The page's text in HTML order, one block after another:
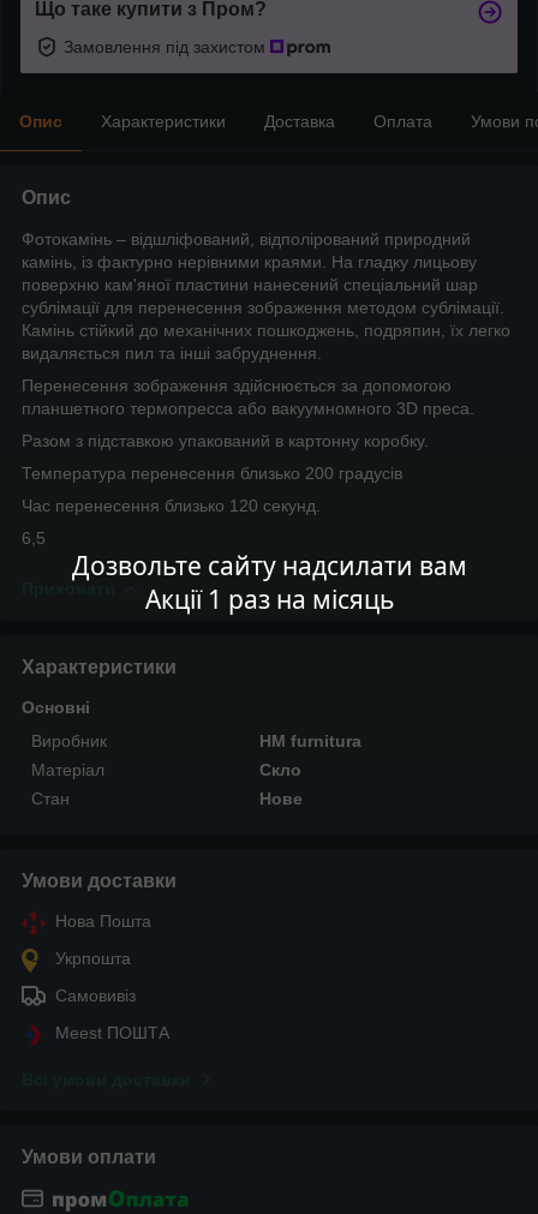
Дозвольте сайту надсилати вам
Акції 1 раз на місяць
Що таке купити з Пром?
Замовлення під захистом
Опис Характеристики Доставка Оплата Умови
Опис
Фотокамінь – відшліфований, відполірований природний
камінь, із фактурно нерівними краями. На гладку лицьову
поверхню кам'яної пластини нанесений спеціальний шар
сублімації для перенесення зображення методом сублімації.
Камінь стійкий до механічних пошкоджень, подряпин, їх легко
видаляється пил та інші забруднення.
Перенесення зображення здійснюється за допомогою
планшетного термопресса або вакуумномного 3D преса.
Разом з підставкою упакований в картонну коробку.
Температура перенесення близько 200 градусів
Час перенесення близько 120 секунд.
6,5
Характеристики
Основні
Виробник
HM furnitura
Матеріал
Скло
Стан
Нове
Умови доставки
Нова Пошта
Укрпошта
Самовивіз
Meest ПОШТА
Умови оплати